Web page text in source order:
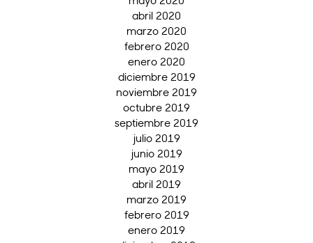
abril 2020
marzo 2020
febrero 2020
enero 2020
diciembre 2019
noviembre 2019
octubre 2019
septiembre 2019
julio 2019
junio 2019
mayo 2019
abril 2019
marzo 2019
febrero 2019
enero 2019